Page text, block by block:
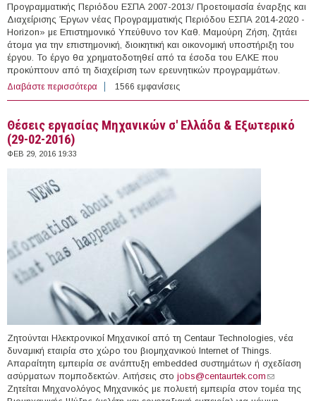
Προγραμματικής Περιόδου ΕΣΠΑ 2007-2013/ Προετοιμασία έναρξης και
Διαχείρισης Έργων νέας Προγραμματικής Περιόδου ΕΣΠΑ 2014-2020 -
Horizon» με Επιστημονικό Υπεύθυνο τον Καθ. Μαμούρη Ζήση, ζητάει
άτομα για την επιστημονική, διοικητική και οικονομική υποστήριξη του
έργου. Το έργο θα χρηματοδοτηθεί από τα έσοδα του ΕΛΚΕ που
προκύπτουν από τη διαχείριση των ερευνητικών προγραμμάτων.
Διαβάστε περισσότερα για 5 άτομα με Σύμβαση Μίσθωσης Έργου στο
Πανεπιστήμιο Θεσσαλίας
1566 εμφανίσεις
Θέσεις εργασίας Μηχανικών σ' Ελλάδα & Εξωτερικό
(29-02-2016)
ΦΕΒ 29, 2016 19:33
Ζητούνται Ηλεκτρονικοί Μηχανικοί από τη Centaur Technologies, νέα
δυναμική εταιρία στο χώρο του βιομηχανικού Internet of Things.
Απαραίτητη εμπειρία σε ανάπτυξη embedded συστημάτων ή σχεδίαση
ασύρματων πομποδεκτών. Αιτήσεις στο jobs@centaurtek.com (link sends
e-mail)
Ζητείται Μηχανολόγος Μηχανικός με πολυετή εμπειρία στον τομέα της